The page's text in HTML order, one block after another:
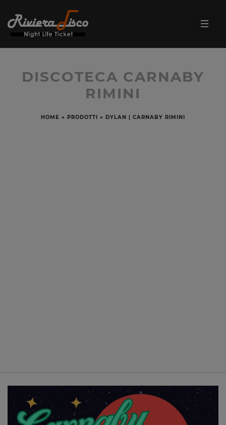
DISCOTECA CARNABY
RIMINI
HOME » PRODOTTI » DYLAN | CARNABY RIMINI